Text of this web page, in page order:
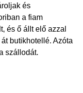
és
a fiam
és ő állt elő azzal
butikhotellé. Azóta
szállodát.